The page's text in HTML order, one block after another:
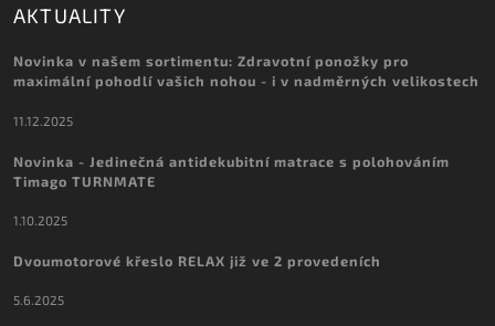
AKTUALITY
Novinka v našem sortimentu: Zdravotní ponožky pro
maximální pohodlí vašich nohou - i v nadměrných velikostech
11.12.2025
Novinka - Jedinečná antidekubitní matrace s polohováním
Timago TURNMATE
1.10.2025
Dvoumotorové křeslo RELAX již ve 2 provedeních
5.6.2025